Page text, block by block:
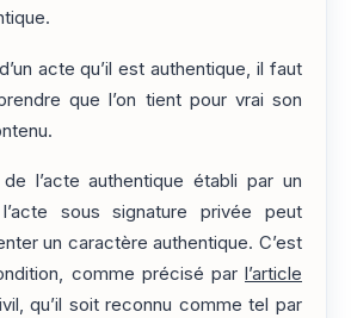
acte qu’il est authentique, il faut
que l’on tient pour vrai son
l’acte authentique établi par un
sous signature privée peut
un caractère authentique. C’est
comme précisé par l’article
qu’il soit reconnu comme tel par